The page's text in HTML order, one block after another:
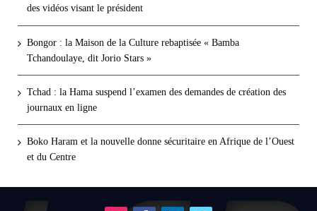
des vidéos visant le président
Bongor : la Maison de la Culture rebaptisée « Bamba
Tchandoulaye, dit Jorio Stars »
Tchad : la Hama suspend l’examen des demandes de création des
journaux en ligne
Boko Haram et la nouvelle donne sécuritaire en Afrique de l’Ouest
et du Centre